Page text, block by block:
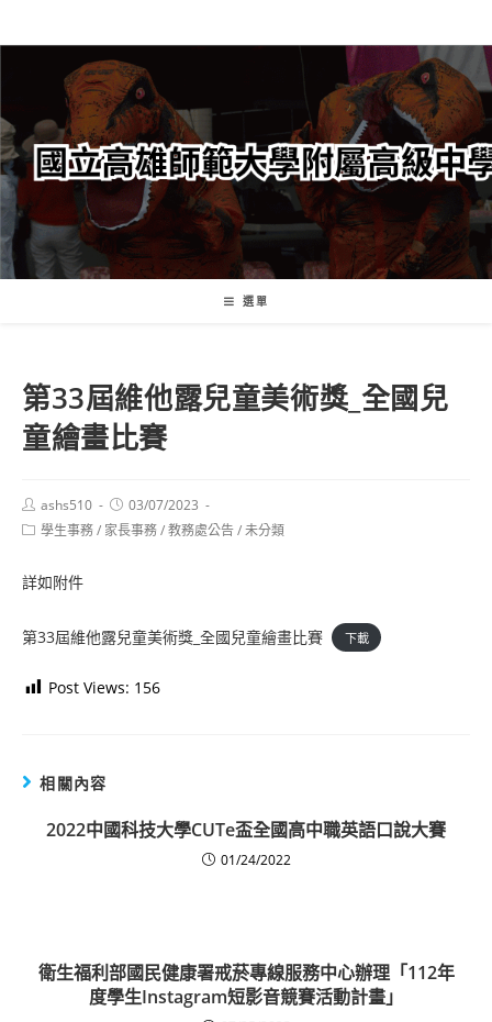
轉
要
內
容
選單
第33屆維他露兒童美術獎_全國兒
童繪畫比賽
Post
author:
ashs510
Post
published:
03/07/2023
Post學生事務/ 家長事務/教務處公告/未分類
詳如附件
第33屆維他露兒童美術獎_全國兒童繪畫比賽 下載
Post Views: 156
相關內容
2022中國科技大學CUTe盃全國高中職英語口說大賽
01/24/2022
衛生福利部國民健康署戒菸專線服務中心辦理「112年
度學生Instagram短影音競賽活動計畫」